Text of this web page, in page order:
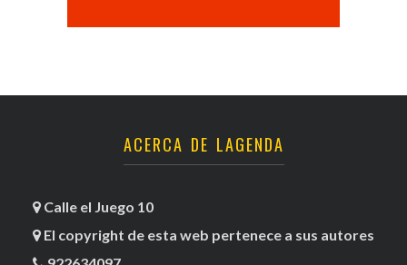
ACERCA DE LAGENDA
Calle el Juego 10
El copyright de esta web pertenece a sus autores